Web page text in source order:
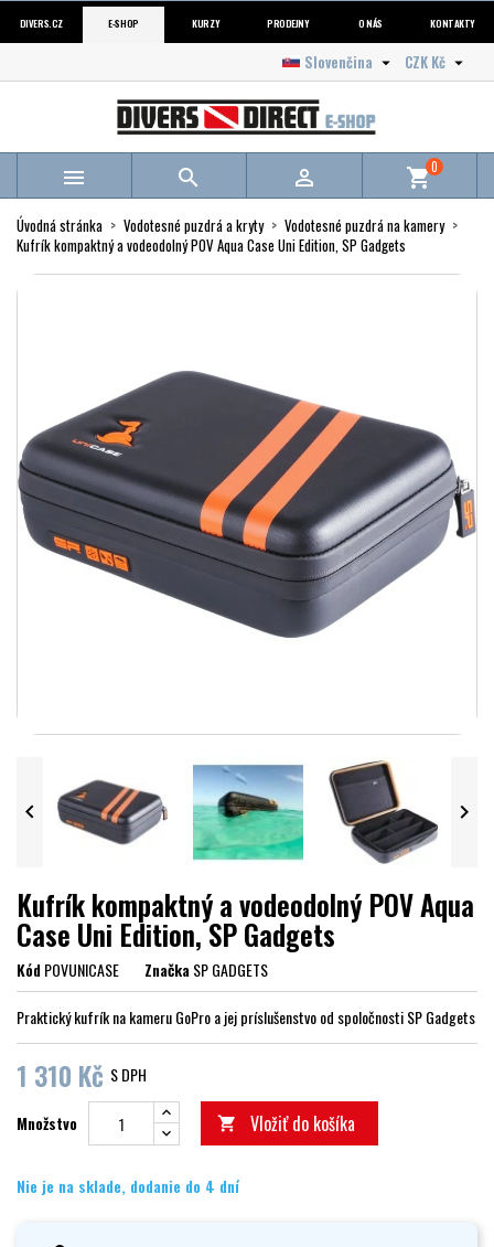
DIVERS.CZ E-SHOP KURZY PRODEJNY O NÁS KONTAKTY
CZK Kč 
Slovenčina 
   shopping_cart0
Úvodná stránka Vodotesné puzdrá a kryty
Vodotesné puzdrá na kamery
Kufrík kompaktný a vodeodolný POV Aqua Case Uni Edition, SP Gadgets
 
Kufrík kompaktný a vodeodolný POV Aqua
Case Uni Edition, SP Gadgets
KódPOVUNICASE ZnačkaSP GADGETS
Praktický kufrík na kameru GoPro a jej príslušenstvo od spoločnosti SP Gadgets
1 310 Kč S DPH
Množstvo  Vložiť do košíka
Nie je na sklade, dodanie do 4 dní